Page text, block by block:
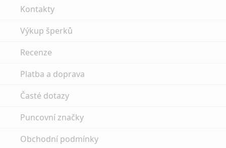
Kontakty
Výkup šperků
Recenze
Platba a doprava
Časté dotazy
Puncovní značky
Obchodní podmínky